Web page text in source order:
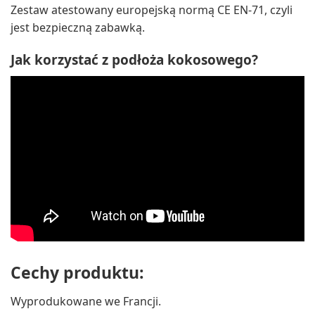
Zestaw atestowany europejską normą CE EN-71, czyli
jest bezpieczną zabawką.
Jak korzystać z podłoża kokosowego?
Cechy produktu:
Wyprodukowane we Francji.